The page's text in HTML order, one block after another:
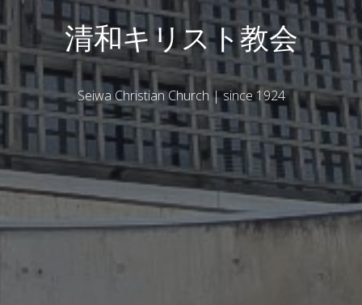
清和キリスト教会
Seiwa Christian Church | since 1924